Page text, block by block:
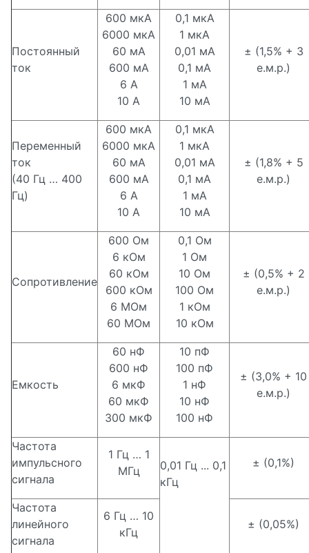
Постоянный
ток
600 мкА
6000 мкА
60 мА
600 мА
6 А
10 А
0,1 мкА
1 мкА
0,01 мА
0,1 мА
1 мА
10 мА
± (1,5% + 3
е.м.р.)
Переменный
ток
(40 Гц … 400
Гц)
600 мкА
6000 мкА
60 мА
600 мА
6 А
10 А
0,1 мкА
1 мкА
0,01 мА
0,1 мА
1 мА
10 мА
± (1,8% + 5
е.м.р.)
Сопротивление
600 Ом
6 кОм
60 кОм
600 кОм
6 МОм
60 МОм
0,1 Ом
1 Ом
10 Ом
100 Ом
1 кОм
10 кОм
± (0,5% + 2
е.м.р.)
Емкость
60 нФ
600 нФ
6 мкФ
60 мкФ
300 мкФ
10 пФ
100 пФ
1 нФ
10 нФ
100 нФ
± (3,0% + 10
е.м.р.)
Частота
импульсного
сигнала
1 Гц … 1
МГц
0,01 Гц ... 0,1
кГц
± (0,1%)
Частота
линейного
сигнала
6 Гц … 10
кГц
± (0,05%)